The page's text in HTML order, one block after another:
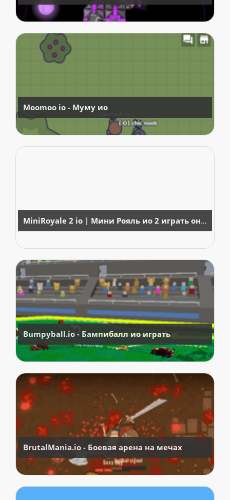
Moomoo io - Муму ио
MiniRoyale 2 io | Мини Рояль ио 2 играть онлайн
Bumpyball.io - Бампибалл ио играть
BrutalMania.io - Боевая арена на мечах